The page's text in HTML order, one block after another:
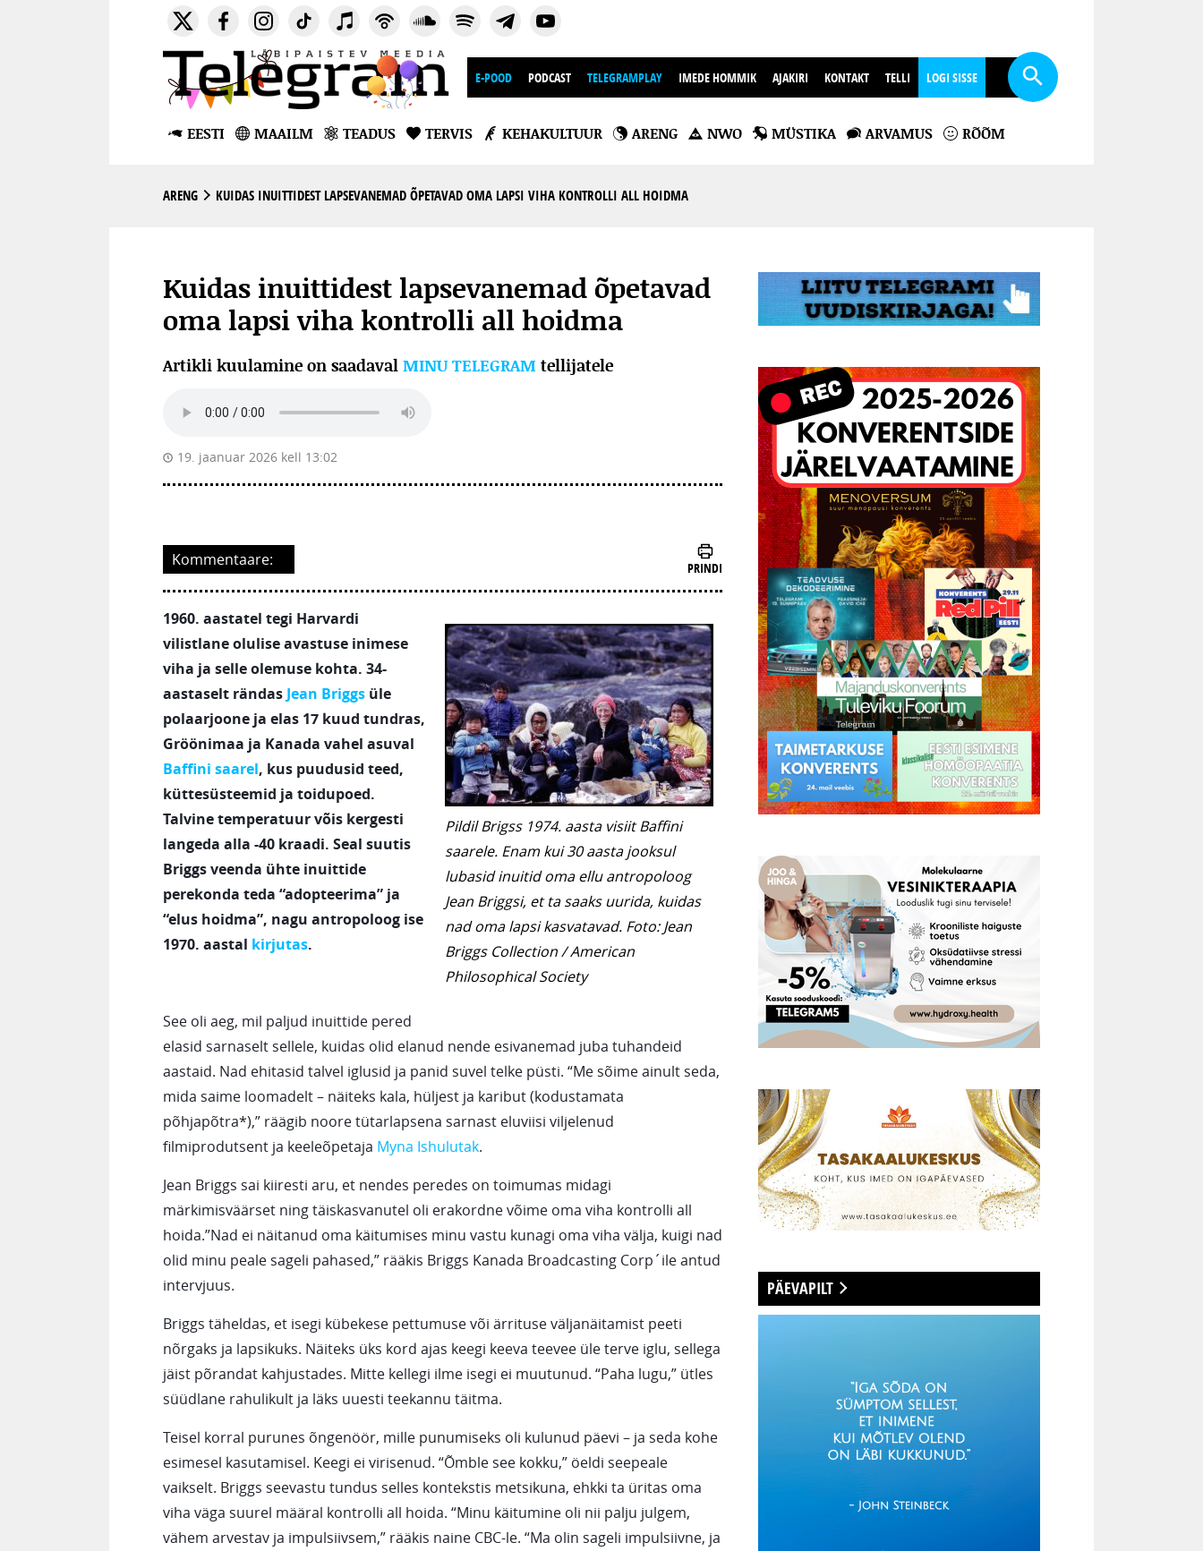
E-POOD PODCAST TELEGRAMPLAY IMEDE HOMMIK AJAKIRI KONTAKT TELLI LOGI SISSE
EESTI MAAILM TEADUS TERVIS KEHAKULTUUR ARENG NWO MÜSTIKA ARVAMUS RÕÕM
ARENG KUIDAS INUITTIDEST LAPSEVANEMAD ÕPETAVAD OMA LAPSI VIHA KONTROLLI ALL HOIDMA
Kuidas inuittidest lapsevanemad õpetavad
oma lapsi viha kontrolli all hoidma
Artikli kuulamine on saadaval MINU TELEGRAM tellijatele
19. jaanuar 2026 kell 13:02
Kommentaare: PRINDI
Pildil Brigss 1974. aasta visiit Baffini
saarele. Enam kui 30 aasta jooksul
lubasid inuitid oma ellu antropoloog
Jean Briggsi, et ta saaks uurida, kuidas
nad oma lapsi kasvatavad. Foto: Jean
Briggs Collection / American
Philosophical Society
1960. aastatel tegi Harvardi
vilistlane olulise avastuse inimese
viha ja selle olemuse kohta. 34-
aastaselt rändas Jean Briggs üle
polaarjoone ja elas 17 kuud tundras,
Gröönimaa ja Kanada vahel asuval
Baffini saarel, kus puudusid teed,
küttesüsteemid ja toidupoed.
Talvine temperatuur võis kergesti
langeda alla -40 kraadi. Seal suutis
Briggs veenda ühte inuittide
perekonda teda “adopteerima” ja
“elus hoidma”, nagu antropoloog ise
1970. aastal kirjutas.
See oli aeg, mil paljud inuittide pered
elasid sarnaselt sellele, kuidas olid elanud nende esivanemad juba tuhandeid
aastaid. Nad ehitasid talvel iglusid ja panid suvel telke püsti. “Me sõime ainult seda,
mida saime loomadelt – näiteks kala, hüljest ja karibut (kodustamata
põhjapõtra*),” räägib noore tütarlapsena sarnast eluviisi viljelenud
filmiprodutsent ja keeleõpetaja Myna Ishulutak.
Jean Briggs sai kiiresti aru, et nendes peredes on toimumas midagi
märkimisväärset ning täiskasvanutel oli erakordne võime oma viha kontrolli all
hoida.”Nad ei näitanud oma käitumises minu vastu kunagi oma viha välja, kuigi nad
olid minu peale sageli pahased,” rääkis Briggs Kanada Broadcasting Corp´ile antud
intervjuus.
Briggs täheldas, et isegi kübekese pettumuse või ärrituse väljanäitamist peeti
nõrgaks ja lapsikuks. Näiteks üks kord ajas keegi keeva teevee üle terve iglu, sellega
jäist põrandat kahjustades. Mitte kellegi ilme isegi ei muutunud. “Paha lugu,” ütles
süüdlane rahulikult ja läks uuesti teekannu täitma.
Teisel korral purunes õngenöör, mille punumiseks oli kulunud päevi – ja seda kohe
esimesel kasutamisel. Keegi ei virisenud. “Õmble see kokku,” öeldi seepeale
vaikselt. Briggs seevastu tundus selles kontekstis metsikuna, ehkki ta üritas oma
viha väga suurel määral kontrolli all hoida. “Minu käitumine oli nii palju julgem,
vähem arvestav ja impulsiivsem,” rääkis naine CBC-le. “Ma olin sageli impulsiivne, ja
PÄEVAPILT